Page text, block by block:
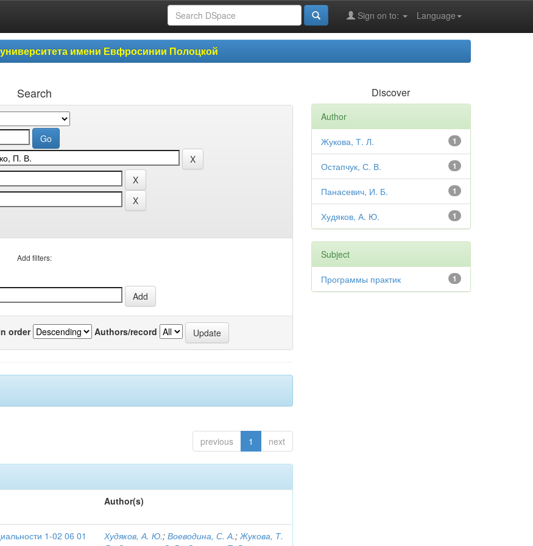
Language
Sign on to:
имени Евфросинии Полоцкой
Search
Add filters:
order Authors/record
previous 1 next
Author(s)
1-02 06 01
Худяков, А. Ю.;Воеводина, С. А.;Жукова, Т.
Discover
Author
1
Жукова, Т. Л.
1
Остапчук, С. В.
1
Панасевич, И. Б.
1
Худяков, А. Ю.
Subject
1
Программы практик